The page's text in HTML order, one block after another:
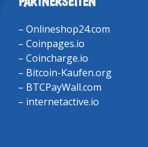
– Onlineshop24.com
– Coinpages.io
– Coincharge.io
– Bitcoin-Kaufen.org
– BTCPayWall.com
– internetactive.io